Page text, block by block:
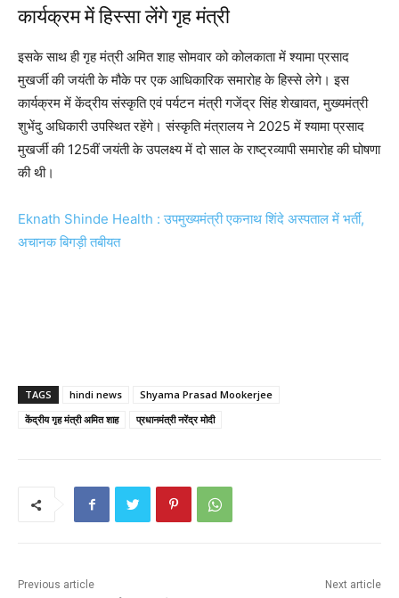
कार्यक्रम में हिस्सा लेंगे गृह मंत्री
इसके साथ ही गृह मंत्री अमित शाह सोमवार को कोलकाता में श्यामा प्रसाद
मुखर्जी की जयंती के मौके पर एक आधिकारिक समारोह के हिस्से लेगे। इस
कार्यक्रम में केंद्रीय संस्कृति एवं पर्यटन मंत्री गजेंद्र सिंह शेखावत, मुख्यमंत्री
शुभेंदु अधिकारी उपस्थित रहेंगे। संस्कृति मंत्रालय ने 2025 में श्यामा प्रसाद
मुखर्जी की 125वीं जयंती के उपलक्ष्य में दो साल के राष्ट्रव्यापी समारोह की घोषणा
की थी।
Eknath Shinde Health : उपमुख्यमंत्री एकनाथ शिंदे अस्पताल में भर्ती,
अचानक बिगड़ी तबीयत
TAGS hindi news
Shyama Prasad Mookerjee
केंद्रीय गृह मंत्री अमित शाह
प्रधानमंत्री नरेंद्र मोदी
Previous article Next article